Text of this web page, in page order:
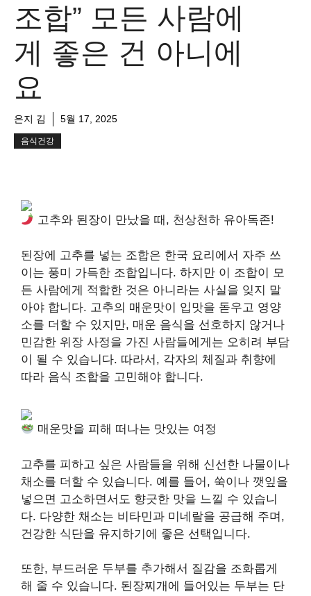
조합” 모든 사람에
게 좋은 건 아니에
요
은지 김 5월 17, 2025
음식건강
고추와 된장이 만났을 때, 천상천하 유아독존!
된장에 고추를 넣는 조합은 한국 요리에서 자주 쓰
이는 풍미 가득한 조합입니다. 하지만 이 조합이 모
든 사람에게 적합한 것은 아니라는 사실을 잊지 말
아야 합니다. 고추의 매운맛이 입맛을 돋우고 영양
소를 더할 수 있지만, 매운 음식을 선호하지 않거나
민감한 위장 사정을 가진 사람들에게는 오히려 부담
이 될 수 있습니다. 따라서, 각자의 체질과 취향에
따라 음식 조합을 고민해야 합니다.
매운맛을 피해 떠나는 맛있는 여정
고추를 피하고 싶은 사람들을 위해 신선한 나물이나
채소를 더할 수 있습니다. 예를 들어, 쑥이나 깻잎을
넣으면 고소하면서도 향긋한 맛을 느낄 수 있습니
다. 다양한 채소는 비타민과 미네랄을 공급해 주며,
건강한 식단을 유지하기에 좋은 선택입니다.
또한, 부드러운 두부를 추가해서 질감을 조화롭게
해 줄 수 있습니다. 된장찌개에 들어있는 두부는 단